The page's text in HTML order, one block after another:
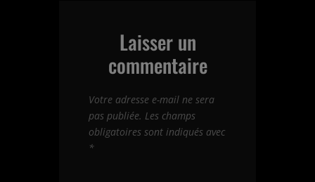
Laisser un
commentaire
Votre adresse e-mail ne sera
pas publiée. Les champs
obligatoires sont indiqués avec
*